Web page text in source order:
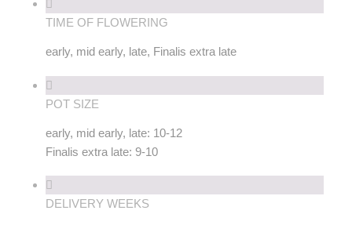
TIME OF FLOWERING
early, mid early, late, Finalis extra late
POT SIZE
early, mid early, late: 10-12
Finalis extra late: 9-10
DELIVERY WEEKS